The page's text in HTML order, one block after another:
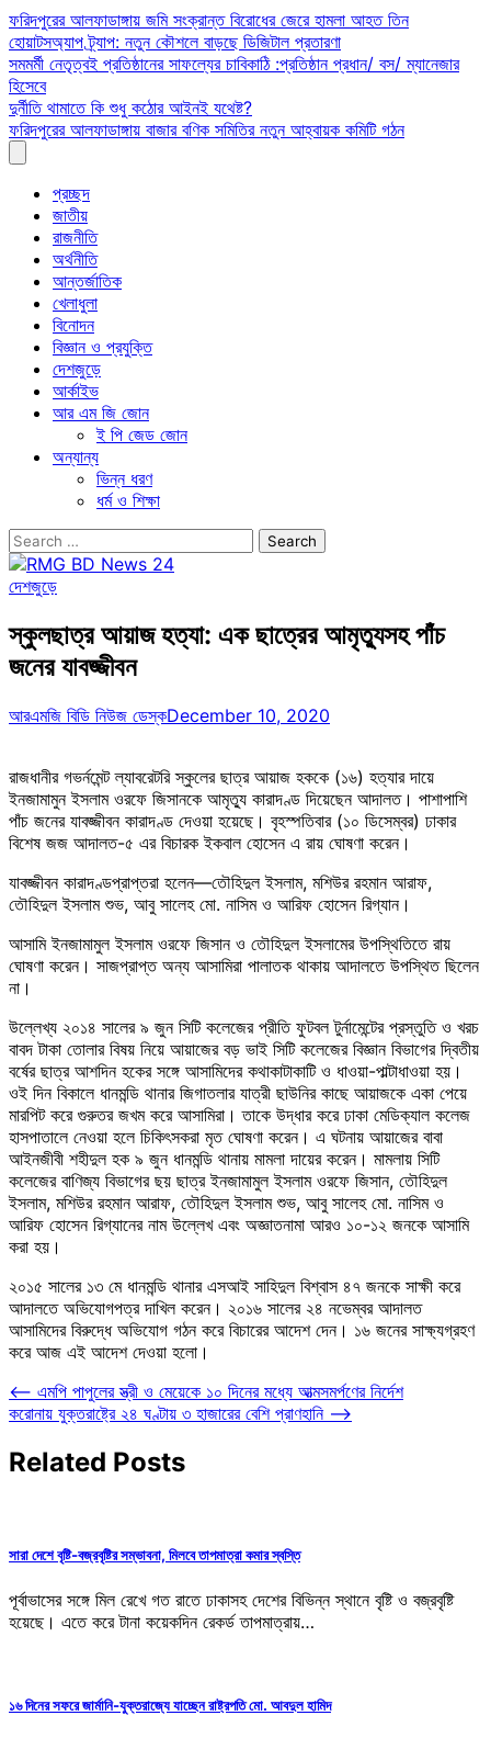
Skip
to
content
ফরিদপুরের আলফাডাঙ্গায় জমি সংক্রান্ত বিরোধের জেরে হামলা আহত তিন
হোয়াটসঅ্যাপ ট্র্যাপ: নতুন কৌশলে বাড়ছে ডিজিটাল প্রতারণা
সমমর্মী নেতৃত্বই প্রতিষ্ঠানের সাফল্যের চাবিকাঠি :প্রতিষ্ঠান প্রধান/ বস/ ম্যানেজার
হিসেবে
দুর্নীতি থামাতে কি শুধু কঠোর আইনই যথেষ্ট?
ফরিদপুরের আলফাডাঙ্গায় বাজার বণিক সমিতির নতুন আহ্বায়ক কমিটি গঠন
প্রচ্ছদ
জাতীয়
রাজনীতি
অর্থনীতি
আন্তর্জাতিক
খেলাধুলা
বিনোদন
বিজ্ঞান ও প্রযুক্তি
দেশজুড়ে
আর্কাইভ
আর এম জি জোন
ই পি জেড জোন
অন্যান্য
ভিন্ন ধরণ
ধর্ম ও শিক্ষা
Search
for:
দেশজুড়ে
স্কুলছাত্র আয়াজ হত্যা: এক ছাত্রের আমৃত্যুসহ পাঁচ
জনের যাবজ্জীবন
আরএমজি বিডি নিউজ ডেস্কDecember 10, 2020
রাজধানীর গভর্নমেন্ট ল্যাবরেটরি স্কুলের ছাত্র আয়াজ হককে (১৬) হত্যার দায়ে
ইনজামামুন ইসলাম ওরফে জিসানকে আমৃত্যু কারাদণ্ড দিয়েছেন আদালত। পাশাপাশি
পাঁচ জনের যাবজ্জীবন কারাদণ্ড দেওয়া হয়েছে। বৃহস্পতিবার (১০ ডিসেম্বর) ঢাকার
বিশেষ জজ আদালত-৫ এর বিচারক ইকবাল হোসেন এ রায় ঘোষণা করেন।
যাবজ্জীবন কারাদণ্ডপ্রাপ্তরা হলেন—তৌহিদুল ইসলাম, মশিউর রহমান আরাফ,
তৌহিদুল ইসলাম শুভ, আবু সালেহ মো. নাসিম ও আরিফ হোসেন রিগ্যান।
আসামি ইনজামামুল ইসলাম ওরফে জিসান ও তৌহিদুল ইসলামের উপস্থিতিতে রায়
ঘোষণা করেন। সাজপ্রাপ্ত অন্য আসামিরা পালাতক থাকায় আদালতে উপস্থিত ছিলেন
না।
উল্লেখ্য ২০১৪ সালের ৯ জুন সিটি কলেজের প্রীতি ফুটবল টুর্নামেন্টের প্রস্তুতি ও খরচ
বাবদ টাকা তোলার বিষয় নিয়ে আয়াজের বড় ভাই সিটি কলেজের বিজ্ঞান বিভাগের দ্বিতীয়
বর্ষের ছাত্র আশদিন হকের সঙ্গে আসামিদের কথাকাটাকাটি ও ধাওয়া-পাল্টাধাওয়া হয়।
ওই দিন বিকালে ধানমন্ডি থানার জিগাতলার যাত্রী ছাউনির কাছে আয়াজকে একা পেয়ে
মারপিট করে গুরুতর জখম করে আসামিরা। তাকে উদ্ধার করে ঢাকা মেডিক্যাল কলেজ
হাসপাতালে নেওয়া হলে চিকিৎসকরা মৃত ঘোষণা করেন। এ ঘটনায় আয়াজের বাবা
আইনজীবী শহীদুল হক ৯ জুন ধানমন্ডি থানায় মামলা দায়ের করেন। মামলায় সিটি
কলেজের বাণিজ্য বিভাগের ছয় ছাত্র ইনজামামুল ইসলাম ওরফে জিসান, তৌহিদুল
ইসলাম, মশিউর রহমান আরাফ, তৌহিদুল ইসলাম শুভ, আবু সালেহ মো. নাসিম ও
আরিফ হোসেন রিগ্যানের নাম উল্লেখ এবং অজ্ঞাতনামা আরও ১০-১২ জনকে আসামি
করা হয়।
২০১৫ সালের ১৩ মে ধানমন্ডি থানার এসআই সাহিদুল বিশ্বাস ৪৭ জনকে সাক্ষী করে
আদালতে অভিযোগপত্র দাখিল করেন। ২০১৬ সালের ২৪ নভেম্বর আদালত
আসামিদের বিরুদ্ধে অভিযোগ গঠন করে বিচারের আদেশ দেন। ১৬ জনের সাক্ষ্যগ্রহণ
করে আজ এই আদেশ দেওয়া হলো।
Post
navigation
⟵ এমপি পাপুলের স্ত্রী ও মেয়েকে ১০ দিনের মধ্যে আত্মসমর্পণের নির্দেশ
করোনায় যুক্তরাষ্ট্রে ২৪ ঘণ্টায় ৩ হাজারের বেশি প্রাণহানি ⟶
Related Posts
সারা দেশে বৃষ্টি-বজ্রবৃষ্টির সম্ভাবনা, মিলবে তাপমাত্রা কমার স্বস্তি
পূর্বাভাসের সঙ্গে মিল রেখে গত রাতে ঢাকাসহ দেশের বিভিন্ন স্থানে বৃষ্টি ও বজ্রবৃষ্টি
হয়েছে। এতে করে টানা কয়েকদিন রেকর্ড তাপমাত্রায়…
১৬ দিনের সফরে জার্মানি-যুক্তরাজ্যে যাচ্ছেন রাষ্ট্রপতি মো. আবদুল হামিদ